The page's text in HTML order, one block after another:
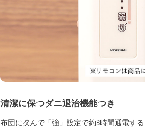
清潔に保つダニ退治機能つき
布団に挟んで「強」設定で約3時間通電す